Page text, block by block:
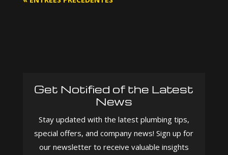
Get Notified of the Latest
News
Stay updated with the latest plumbing tips,
special offers, and company news! Sign up for
our newsletter to receive valuable insights